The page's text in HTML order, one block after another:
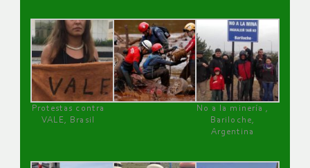
Protestas contra
VALE, Brasil
No a la minería ,
Bariloche,
Argentina